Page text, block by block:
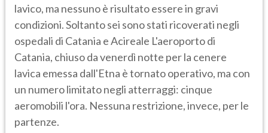
lavico, ma nessuno è risultato essere in gravi
condizioni. Soltanto sei sono stati ricoverati negli
ospedali di Catania e Acireale L'aeroporto di
Catania, chiuso da venerdì notte per la cenere
lavica emessa dall'Etna è tornato operativo, ma con
un numero limitato negli atterraggi: cinque
aeromobili l'ora. Nessuna restrizione, invece, per le
partenze.